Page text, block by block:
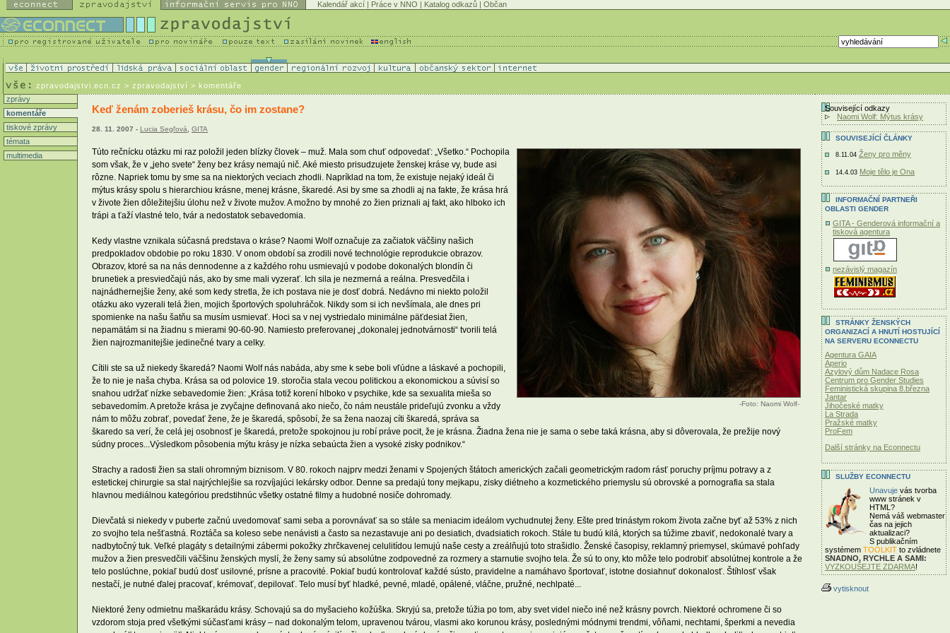
Kalendář akcí | Práce v NNO | Katalog odkazů | Občan
zpravodajstvi.ecn.cz > zpravodajství > komentáře
zprávy
komentáře
tiskové zprávy
témata
multimedia
Keď ženám zoberieš krásu, čo im zostane?
28. 11. 2007 - Lucia Segľová, GITA
-Foto: Naomi Wolf-
Túto rečnícku otázku mi raz položil jeden blízky človek – muž. Mala som chuť odpovedať: „Všetko.“ Pochopila
som však, že v „jeho svete“ ženy bez krásy nemajú nič. Aké miesto prisudzujete ženskej kráse vy, bude asi
rôzne. Napriek tomu by sme sa na niektorých veciach zhodli. Napríklad na tom, že existuje nejaký ideál či
mýtus krásy spolu s hierarchiou krásne, menej krásne, škaredé. Asi by sme sa zhodli aj na fakte, že krása hrá
v živote žien dôležitejšiu úlohu než v živote mužov. A možno by mnohé zo žien priznali aj fakt, ako hlboko ich
trápi a ťaží vlastné telo, tvár a nedostatok sebavedomia.
Kedy vlastne vznikala súčasná predstava o kráse? Naomi Wolf označuje za začiatok väčšiny našich
predpokladov obdobie po roku 1830. V onom období sa zrodili nové technológie reprodukcie obrazov.
Obrazov, ktoré sa na nás dennodenne a z každého rohu usmievajú v podobe dokonalých blondín či
brunetiek a presviedčajú nás, ako by sme mali vyzerať. Ich sila je nezmerná a reálna. Presvedčila i
najnádhernejšie ženy, aké som kedy stretla, že ich postava nie je dosť dobrá. Nedávno mi niekto položil
otázku ako vyzerali telá žien, mojich športových spoluhráčok. Nikdy som si ich nevšímala, ale dnes pri
spomienke na našu šatňu sa musím usmievať. Hoci sa v nej vystriedalo minimálne päťdesiat žien,
nepamätám si na žiadnu s mierami 90-60-90. Namiesto preferovanej „dokonalej jednotvárnosti“ tvorili telá
žien najrozmanitejšie jedinečné tvary a celky.
Cítili ste sa už niekedy škaredá? Naomi Wolf nás nabáda, aby sme k sebe boli vľúdne a láskavé a pochopili,
že to nie je naša chyba. Krása sa od polovice 19. storočia stala vecou politickou a ekonomickou a súvisí so
snahou udržať nízke sebavedomie žien: „Krása totiž korení hlboko v psychike, kde sa sexualita mieša so
sebavedomím. A pretože krása je zvyčajne definovaná ako niečo, čo nám neustále prideľujú zvonku a vždy
nám to môžu zobrať, povedať žene, že je škaredá, spôsobí, že sa žena naozaj cíti škaredá, správa sa
škaredo sa verí, že celá jej osobnosť je škaredá, pretože spokojnou ju robí práve pocit, že je krásna. Žiadna žena nie je sama o sebe taká krásna, aby si dôverovala, že prežije nový
súdny proces...Výsledkom pôsobenia mýtu krásy je nízka sebaúcta žien a vysoké zisky podnikov.“
Strachy a radosti žien sa stali ohromným biznisom. V 80. rokoch najprv medzi ženami v Spojených štátoch amerických začali geometrickým radom rásť poruchy príjmu potravy a z
estetickej chirurgie sa stal najrýchlejšie sa rozvíjajúci lekársky odbor. Denne sa predajú tony mejkapu, zisky diétneho a kozmetického priemyslu sú obrovské a pornografia sa stala
hlavnou mediálnou kategóriou predstihnúc všetky ostatné filmy a hudobné nosiče dohromady.
Dievčatá si niekedy v puberte začnú uvedomovať sami seba a porovnávať sa so stále sa meniacim ideálom vychudnutej ženy. Ešte pred trinástym rokom života začne byť až 53% z nich
zo svojho tela nešťastná. Roztáča sa koleso sebe nenávisti a často sa nezastavuje ani po desiatich, dvadsiatich rokoch. Stále tu budú kilá, ktorých sa túžime zbaviť, nedokonalé tvary a
nadbytočný tuk. Veľké plagáty s detailnými zábermi pokožky zhrčkavenej celulitídou lemujú naše cesty a zreálňujú toto strašidlo. Ženské časopisy, reklamný priemysel, skúmavé pohľady
mužov a žien presvedčili väčšinu ženských myslí, že ženy samy sú absolútne zodpovedné za rozmery a starnutie svojho tela. Že sú to ony, kto môže telo podrobiť absolútnej kontrole a že
telo poslúchne, pokiaľ budú dosť usilovné, prísne a pracovité. Pokiaľ budú kontrolovať každé sústo, pravidelne a namáhavo športovať, istotne dosiahnuť dokonalosť. Štíhlosť však
nestačí, je nutné ďalej pracovať, krémovať, depilovať. Telo musí byť hladké, pevné, mladé, opálené, vláčne, pružné, nechlpaté...
Niektoré ženy odmietnu maškarádu krásy. Schovajú sa do myšacieho kožúška. Skryjú sa, pretože túžia po tom, aby svet videl niečo iné než krásny povrch. Niektoré ochromene či so
vzdorom stoja pred všetkými súčasťami krásy – nad dokonalým telom, upravenou tvárou, vlasmi ako korunou krásy, poslednými módnymi trendmi, vôňami, nechtami, šperkmi a nevedia
Související odkazy
Naomi Wolf: Mýtus krásy
SOUVISEJÍCÍ ČLÁNKY
8.11.04 Ženy pro měny
14.4.03 Moje tělo je Ona
INFORMAČNÍ PARTNEŘI
OBLASTI GENDER
GITA - Genderová informační a
tisková agentura
nezávislý magazín
STRÁNKY ŽENSKÝCH
ORGANIZACÍ A HNUTÍ HOSTUJÍCÍ
NA SERVERU ECONNECTU
Agentura GAIA
Aperio
Azylový dům Nadace Rosa
Centrum pro Gender Studies
Feministická skupina 8.března
Jantar
Jihočeské matky
La Strada
Pražské matky
ProFem
Další stránky na Econnectu
SLUŽBY ECONNECTU
Unavuje vás tvorba
www stránek v
HTML?
Nemá váš webmaster
čas na jejich
aktualizaci?
S publikačním
systémem TOOLKIT to zvládnete
SNADNO, RYCHLE A SAMI:
VYZKOUŠEJTE ZDARMA!
vytisknout